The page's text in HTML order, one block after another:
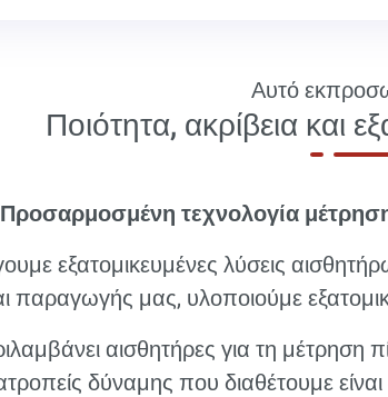
Αυτό
Ποιότητα, ακρίβεια και
Προσαρμοσμένη τεχνολογία
εξατομικευμένες λύσεις
παραγωγής μας, υλοποιούμε
αισθητήρες για τη
δύναμης που διαθέτουμε